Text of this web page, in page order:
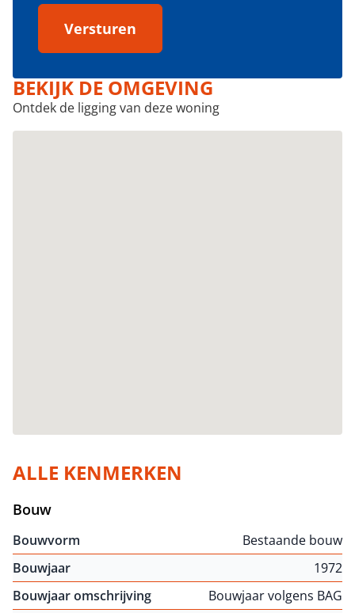
Versturen
BEKIJK DE OMGEVING
Ontdek de ligging van deze woning
ALLE KENMERKEN
Bouw
Bouwvorm
Bestaande bouw
Bouwjaar
1972
Bouwjaar omschrijving
Bouwjaar volgens BAG